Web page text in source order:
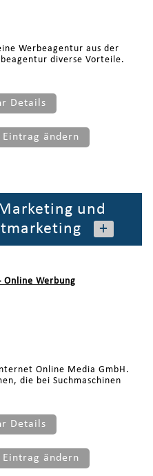
Werbeagentur aus der
diverse Vorteile.
Details
Eintrag ändern
und
+
Werbung
Online Media GmbH.
die bei Suchmaschinen
Details
Eintrag ändern